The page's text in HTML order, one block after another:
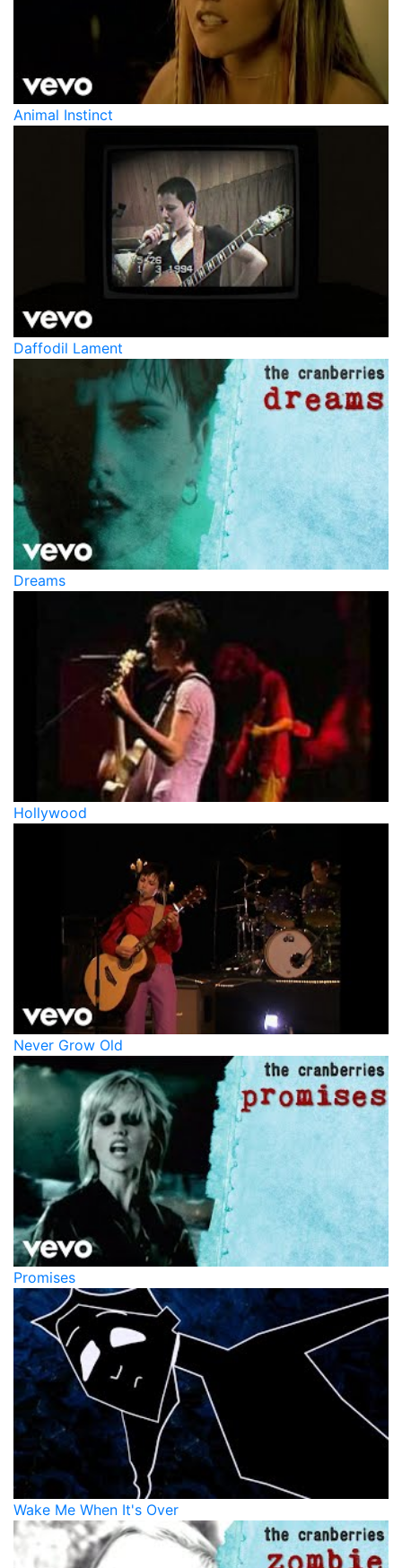
Animal Instinct
Daffodil Lament
Dreams
Hollywood
Never Grow Old
Promises
Wake Me When It's Over